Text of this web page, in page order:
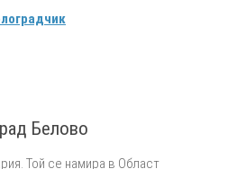
Белово
Той се намира в Област